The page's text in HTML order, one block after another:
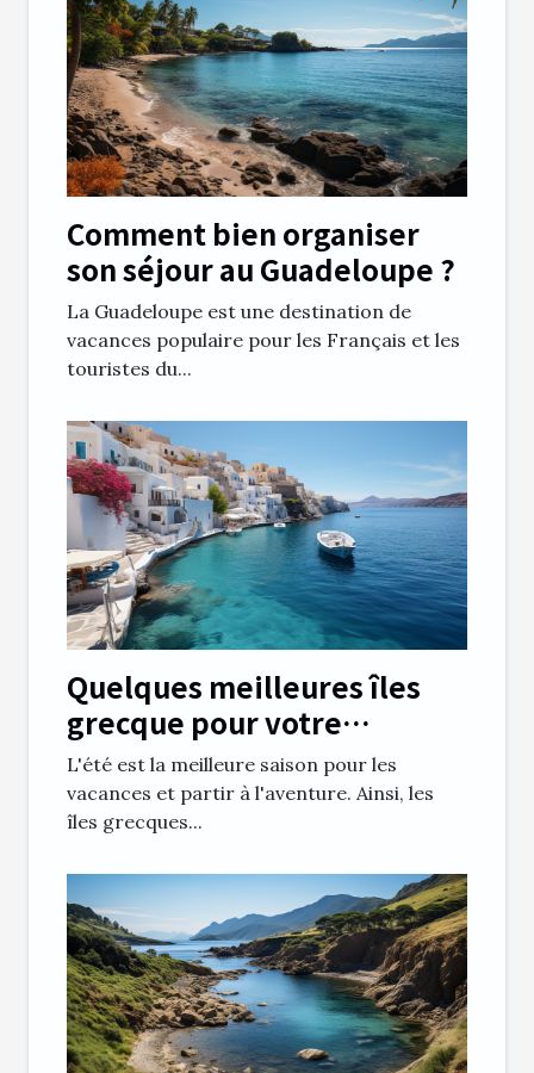
Comment bien organiser
son séjour au Guadeloupe ?
La Guadeloupe est une destination de
vacances populaire pour les Français et les
touristes du...
Quelques meilleures îles
grecque pour votre
croisière de juillet
L'été est la meilleure saison pour les
vacances et partir à l'aventure. Ainsi, les
îles grecques...